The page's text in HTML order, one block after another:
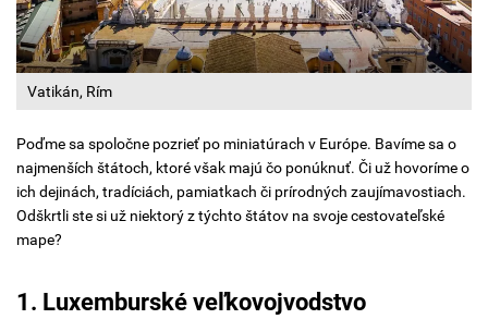
Vatikán, Rím
Poďme sa spoločne pozrieť po miniatúrach v Európe. Bavíme sa o
najmenších štátoch, ktoré však majú čo ponúknuť. Či už hovoríme o
ich dejinách, tradíciách, pamiatkach či prírodných zaujímavostiach.
Odškrtli ste si už niektorý z týchto štátov na svoje cestovateľské
mape?
1. Luxemburské veľkovojvodstvo